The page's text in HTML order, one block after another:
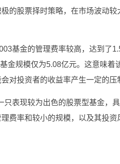
的股票择时策略，在市场波动较
基金的管理费率较高，达到了
金规模仅为5.08亿元。这意味着
对投资者的收益率产生一定的压
表现较为出色的股票型基金，具
费率和较小的规模，以及其投资